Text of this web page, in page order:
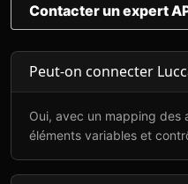
Contacter un expert
Peut-on connecter
Oui, avec un mapping des
éléments variables et